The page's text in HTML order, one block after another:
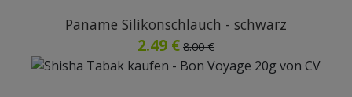
Paname Silikonschlauch - schwarz
2.49 € 8.00 €